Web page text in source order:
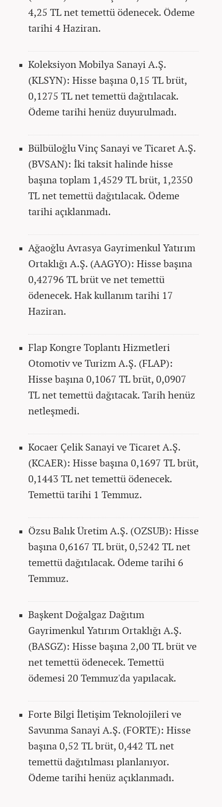
4,25 TL net temettü ödenecek. Ödeme
tarihi 4 Haziran.
Koleksiyon Mobilya Sanayi A.Ş.
(KLSYN): Hisse başına 0,15 TL brüt,
0,1275 TL net temettü dağıtılacak.
Ödeme tarihi henüz duyurulmadı.
Bülbüloğlu Vinç Sanayi ve Ticaret A.Ş.
(BVSAN): İki taksit halinde hisse
başına toplam 1,4529 TL brüt, 1,2350
TL net temettü dağıtılacak. Ödeme
tarihi açıklanmadı.
Ağaoğlu Avrasya Gayrimenkul Yatırım
Ortaklığı A.Ş. (AAGYO): Hisse başına
0,42796 TL brüt ve net temettü
ödenecek. Hak kullanım tarihi 17
Haziran.
Flap Kongre Toplantı Hizmetleri
Otomotiv ve Turizm A.Ş. (FLAP):
Hisse başına 0,1067 TL brüt, 0,0907
TL net temettü dağıtacak. Tarih henüz
netleşmedi.
Kocaer Çelik Sanayi ve Ticaret A.Ş.
(KCAER): Hisse başına 0,1697 TL brüt,
0,1443 TL net temettü ödenecek.
Temettü tarihi 1 Temmuz.
Özsu Balık Üretim A.Ş. (OZSUB): Hisse
başına 0,6167 TL brüt, 0,5242 TL net
temettü dağıtılacak. Ödeme tarihi 6
Temmuz.
Başkent Doğalgaz Dağıtım
Gayrimenkul Yatırım Ortaklığı A.Ş.
(BASGZ): Hisse başına 2,00 TL brüt ve
net temettü ödenecek. Temettü
ödemesi 20 Temmuz'da yapılacak.
Forte Bilgi İletişim Teknolojileri ve
Savunma Sanayi A.Ş. (FORTE): Hisse
başına 0,52 TL brüt, 0,442 TL net
temettü dağıtılması planlanıyor.
Ödeme tarihi henüz açıklanmadı.